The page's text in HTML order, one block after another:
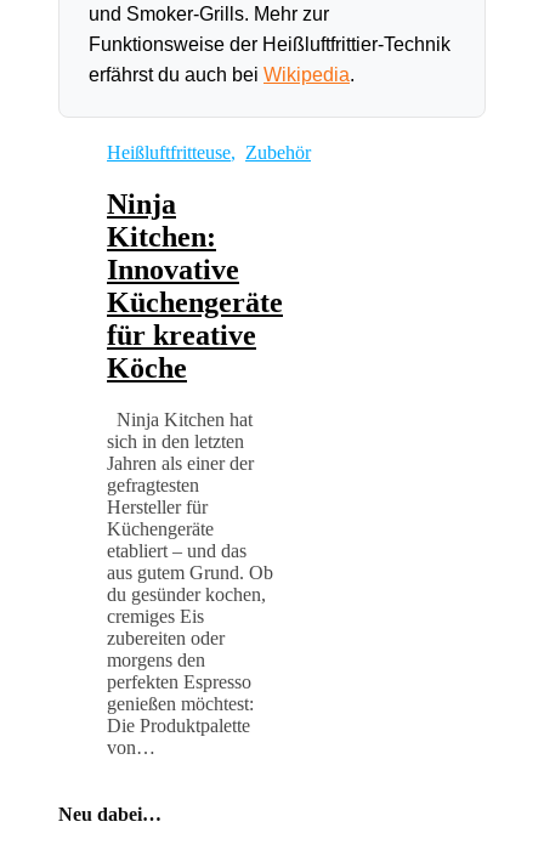
und Smoker-Grills. Mehr zur
Funktionsweise der Heißluftfrittier-Technik
erfährst du auch bei Wikipedia.
Heißluftfritteuse, Zubehör
Ninja
Kitchen:
Innovative
Küchengeräte
für kreative
Köche
Ninja Kitchen hat
sich in den letzten
Jahren als einer der
gefragtesten
Hersteller für
Küchengeräte
etabliert – und das
aus gutem Grund. Ob
du gesünder kochen,
cremiges Eis
zubereiten oder
morgens den
perfekten Espresso
genießen möchtest:
Die Produktpalette
von…
Neu dabei…